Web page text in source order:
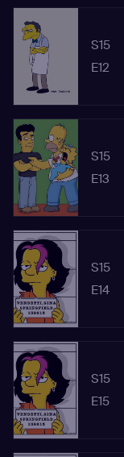
S15
E12
S15
E13
S15
E14
S15
E15